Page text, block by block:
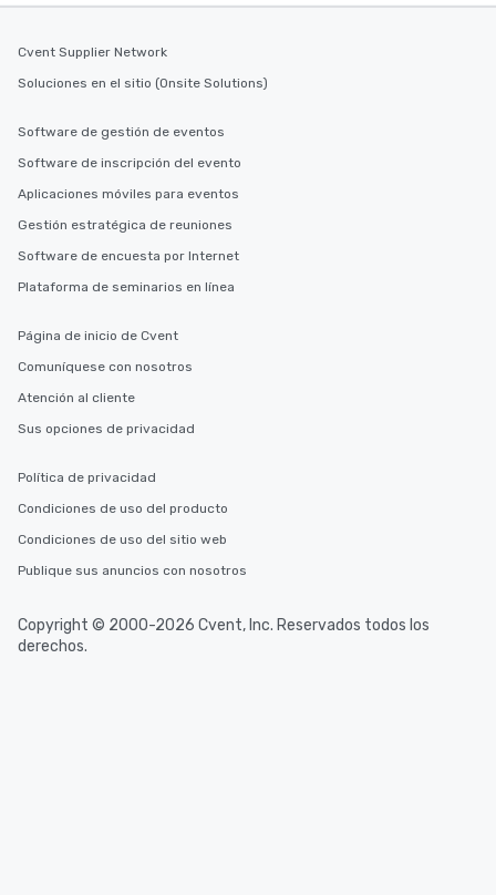
Cvent Supplier Network
Soluciones en el sitio (Onsite Solutions)
Software de gestión de eventos
Software de inscripción del evento
Aplicaciones móviles para eventos
Gestión estratégica de reuniones
Software de encuesta por Internet
Plataforma de seminarios en línea
Página de inicio de Cvent
Comuníquese con nosotros
Atención al cliente
Sus opciones de privacidad
Política de privacidad
Condiciones de uso del producto
Condiciones de uso del sitio web
Publique sus anuncios con nosotros
Copyright © 2000-2026 Cvent, Inc. Reservados todos los
derechos.